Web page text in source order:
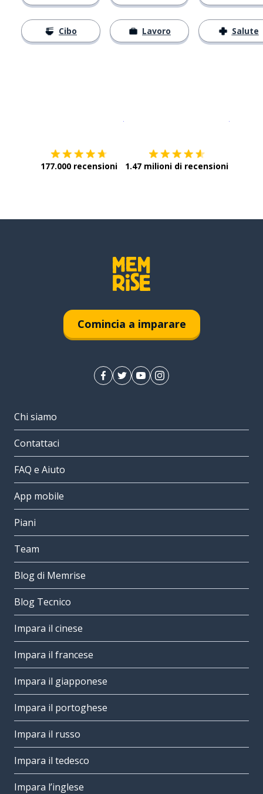
Cibo Lavoro Salute
177.000 recensioni 1.47 milioni di recensioni
Comincia a imparare
Chi siamo
Contattaci
FAQ e Aiuto
App mobile
Piani
Team
Blog di Memrise
Blog Tecnico
Impara il cinese
Impara il francese
Impara il giapponese
Impara il portoghese
Impara il russo
Impara il tedesco
Impara l’inglese